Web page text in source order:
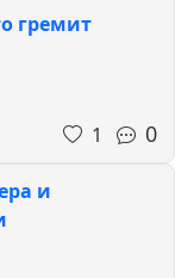
гремит
1 0
и